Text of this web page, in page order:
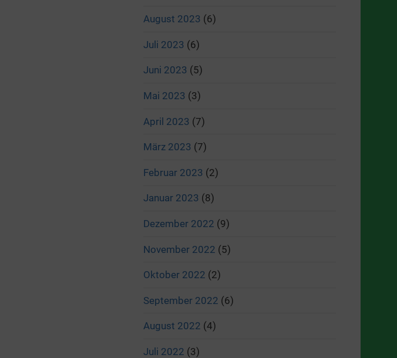
August 2023 (6)
Juli 2023 (6)
Juni 2023 (5)
Mai 2023 (3)
April 2023 (7)
März 2023 (7)
Februar 2023 (2)
Januar 2023 (8)
Dezember 2022 (9)
November 2022 (5)
Oktober 2022 (2)
September 2022 (6)
August 2022 (4)
Juli 2022 (3)